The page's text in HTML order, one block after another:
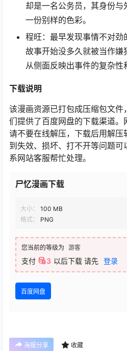
却是一名公务员，其身份与
一份别样的色彩。
程旺：最早发现事情不对劲
故事开始没多久就被当作
从侧面反映出事件的复杂性
下载说明
该漫画资源已打包成压缩包文
们提供了百度网盘的下载渠道。
请不要在线解压，下载后用解压
到失效、损坏、打不开等问题
系网站客服帮忙处理。
尸忆漫画下载
大小：
100 MB
格式：
PNG
您当前的等级为 游客
支付 3 以后下载 请先 登录
百度网盘
海报分享 收藏